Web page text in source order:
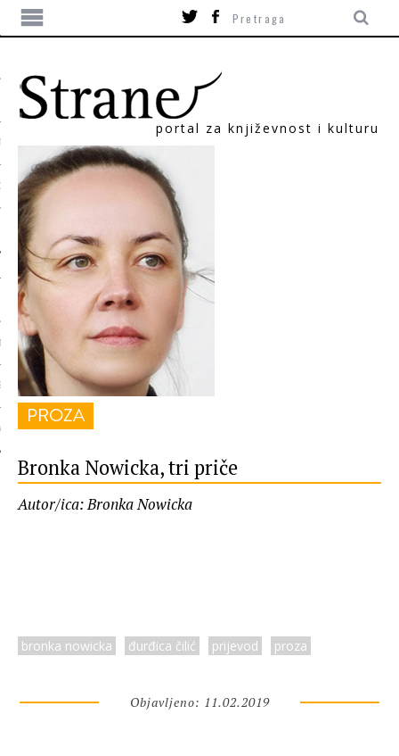
portal za književnost i kulturu
PROZA
Bronka Nowicka, tri priče
Autor/ica: Bronka Nowicka
bronka nowicka đurđica čilić prijevod proza
Objavljeno: 11.02.2019